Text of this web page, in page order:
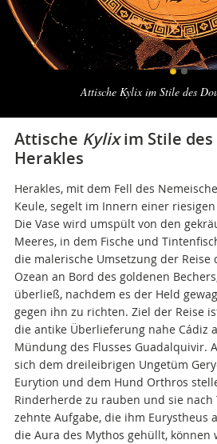
Attische Kylix im Stile des
Naviga
photogallery
Attische Kylixim Stile des
Herakles
Herakles, mit dem Fell des
Keule, segelt im Innern einer riesigen
Die Vase wird umspült von den
Meeres, in dem Fische und
die malerische Umsetzung der Reise
Ozean an Bord des goldenen
überließ, nachdem es der Held
gegen ihn zu richten. Ziel der Reise
die antike Überlieferung nahe Cádiz
Mündung des Flusses Guadalquivir.
sich dem dreileibrigen Ungetüm
Eurytion und dem Hund Orthros
Rinderherde zu rauben und sie
zehnte Aufgabe, die ihm Eurystheus
die Aura des Mythos gehüllt, können